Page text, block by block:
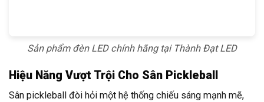
Sản phẩm đèn LED chính hãng tại Thành Đạt LED
Hiệu Năng Vượt Trội Cho Sân Pickleball
Sân pickleball đòi hỏi một hệ thống chiếu sáng mạnh mẽ,